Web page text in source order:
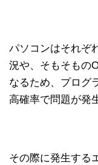
パソコンはそれぞ
況や、そもそもの
なるため、プログ
高確率で問題が発
その際に発生する